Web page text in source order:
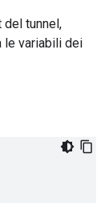
tunnel,
le variabili dei